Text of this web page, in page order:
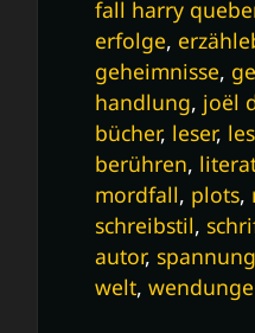
fall harry
erfolge,
geheimnisse,
handlung, joël
bücher, leser,
berühren,
mordfall, plots,
schreibstil,
autor,
welt,